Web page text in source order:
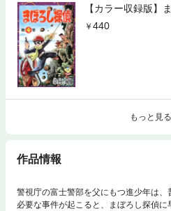
【カラー収録版】
440
もっと見る
作品情報
警視庁の富士警部を父にもつ進少年は
必要な事件が起こると、まぼろし探偵